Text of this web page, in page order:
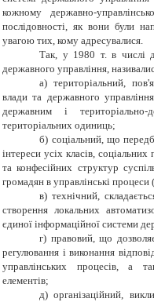
кожному державно-
послідовності, як вони були
увагою тих, кому адресувалися.
Так, у 1980 т. в числі
державного управління,
а) територіальний,
влади та державного
державним і територіально-
територіальних одиниць;
б) соціальний, що
інтереси усіх класів,
та конфесійних структур
громадян в управлінські
в) технічний,
створення локальних
єдиної інформаційної системи
г) правовий, що
регулювання і виконання
управлінських процесів, а
елементів;
д) організаційний,